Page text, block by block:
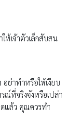
ห้เจ้าตัวเล็กสับสน
ย่าทำหรือให้เงียบ
ณ์ที่จริงจังหรือเปล่า
แล้ว คุณควรทำ